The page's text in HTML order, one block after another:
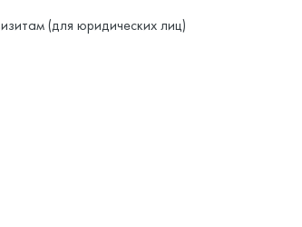
(для юридических лиц)